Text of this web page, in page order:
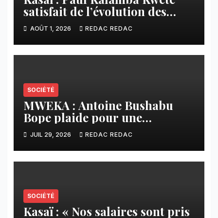
satisfait de l’évolution des
travaux routiers exécutés par
SAFRIMEX
AOÛT 1, 2026 REDAC REDAC
SOCIÉTÉ
MWEKA : Antoine Bushabu
Bope plaide pour une
meilleure prise en compte des
communautés locales dans la
réforme sur le crédit carbone.
JUIL 29, 2026 REDAC REDAC
SOCIÉTÉ
Kasaï : « Nos salaires sont pris